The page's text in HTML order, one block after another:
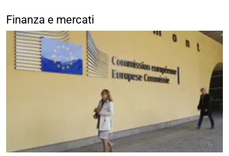
Finanza e mercati